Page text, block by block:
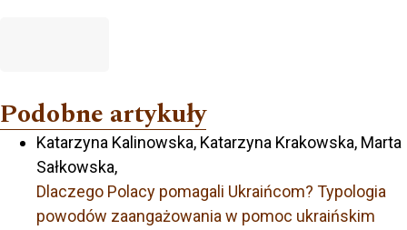
Podobne artykuły
Katarzyna Kalinowska, Katarzyna Krakowska, Marta
Sałkowska,
Dlaczego Polacy pomagali Ukraińcom? Typologia
powodów zaangażowania w pomoc ukraińskim